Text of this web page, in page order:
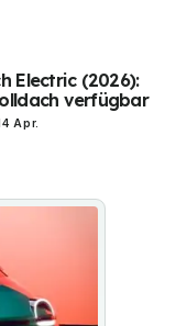
Electric (2026):
verfügbar
Apr.